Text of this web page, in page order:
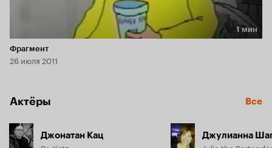
Длительность 1 мин
1 мин
Фрагмент
26 июля 2011
Актёры Все
Джонатан Кац Джулианна